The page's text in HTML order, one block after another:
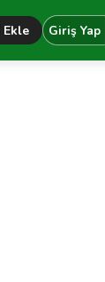
Giriş Yap